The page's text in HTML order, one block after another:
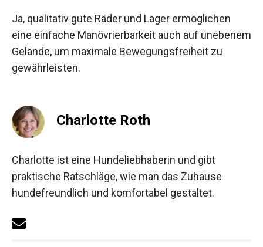
Ja, qualitativ gute Räder und Lager ermöglichen
eine einfache Manövrierbarkeit auch auf unebenem
Gelände, um maximale Bewegungsfreiheit zu
gewährleisten.
Charlotte Roth
Charlotte ist eine Hundeliebhaberin und gibt
praktische Ratschläge, wie man das Zuhause
hundefreundlich und komfortabel gestaltet.